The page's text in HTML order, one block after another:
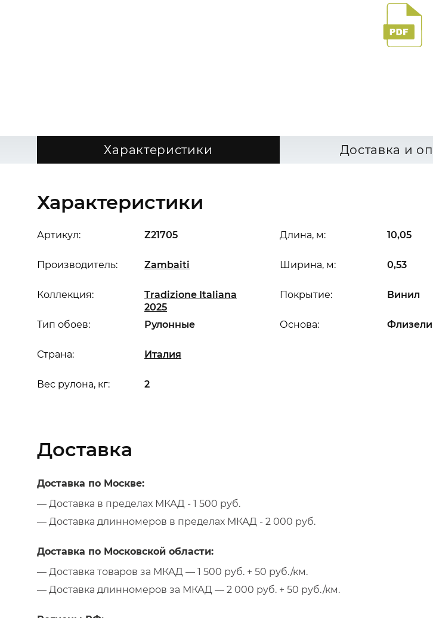
Характеристики Доставка и
Характеристики
Артикул: Z21705
Производитель: Zambaiti
Коллекция:
Tradizione Italiana
2025
Длина, м: 10,05
Ширина, м: 0,53
Вес рулона, кг: 2
Основа:
Покрытие: Винил
Страна: Италия
Тип обоев: Рулонные
Доставка
Доставка по Москве:
— Доставка в пределах МКАД - 1 500 руб.
— Доставка длинномеров в пределах МКАД - 2 000 руб.
Доставка по Московской области:
— Доставка товаров за МКАД — 1 500 руб. + 50 руб./км.
— Доставка длинномеров за МКАД — 2 000 руб. + 50 руб./км.